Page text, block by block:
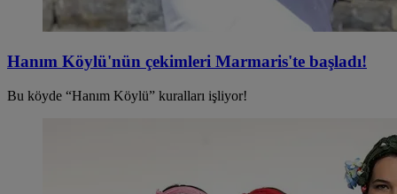
Hanım Köylü'nün çekimleri Marmaris'te başladı!
Bu köyde “Hanım Köylü” kuralları işliyor!